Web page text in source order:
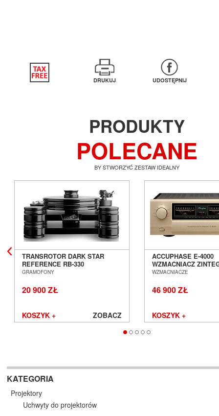
DRUKUJ UDOSTĘPNIJ
PRODUKTY
POLECANE
BY STWORZYĆ ZESTAW IDEALNY
TRANSROTOR DARK STAR
REFERENCE RB-330
GRAMOFON ANALOGOWY
GRAMOFONY
20 900 ZŁ
KOSZYK + ZOBACZ
ACCUPHASE E-4000
WZMACNIACZ
SALON POZNAŃ
WZMACNIACZE
46 900 ZŁ
KOSZYK +
KATEGORIA
Projektory
Uchwyty do projektorów